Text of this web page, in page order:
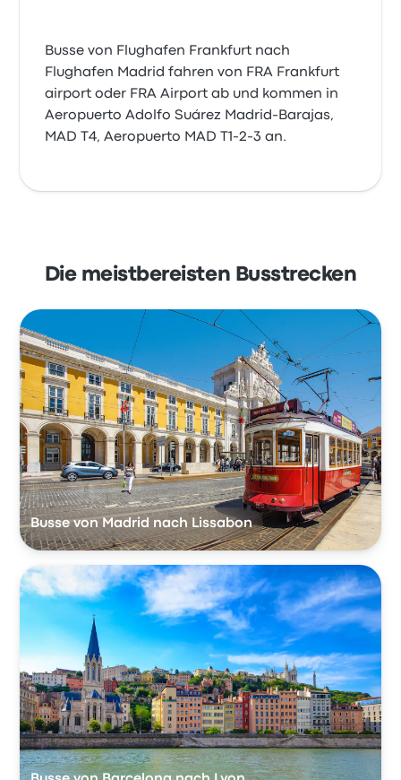
Busse von Flughafen Frankfurt nach
Flughafen Madrid fahren von FRA Frankfurt
airport oder FRA Airport ab und kommen in
Aeropuerto Adolfo Suárez Madrid-Barajas,
MAD T4, Aeropuerto MAD T1-2-3 an.
Die meistbereisten Busstrecken
Busse von Madrid nach Lissabon